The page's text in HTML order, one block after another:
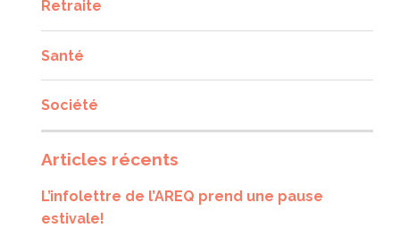
Retraite
Santé
Société
Articles récents
L’infolettre de l’AREQ prend une pause
estivale!